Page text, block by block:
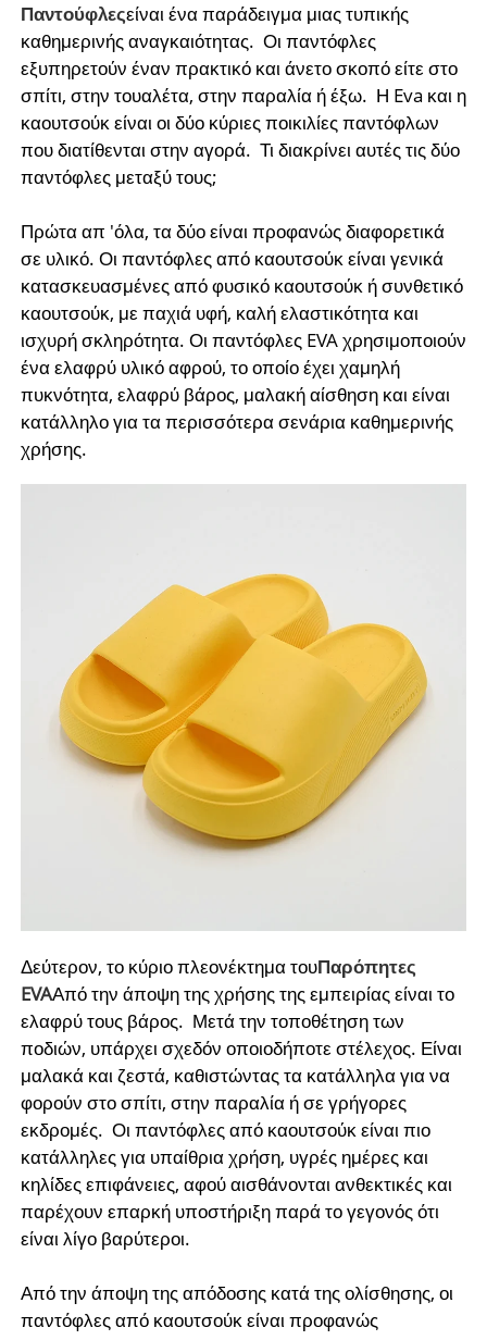
Παντούφλεςείναι ένα παράδειγμα μιας τυπικής
καθημερινής αναγκαιότητας. Οι παντόφλες
εξυπηρετούν έναν πρακτικό και άνετο σκοπό είτε στο
σπίτι, στην τουαλέτα, στην παραλία ή έξω. Η Eva και η
καουτσούκ είναι οι δύο κύριες ποικιλίες παντόφλων
που διατίθενται στην αγορά. Τι διακρίνει αυτές τις δύο
παντόφλες μεταξύ τους;
Πρώτα απ 'όλα, τα δύο είναι προφανώς διαφορετικά
σε υλικό. Οι παντόφλες από καουτσούκ είναι γενικά
κατασκευασμένες από φυσικό καουτσούκ ή συνθετικό
καουτσούκ, με παχιά υφή, καλή ελαστικότητα και
ισχυρή σκληρότητα. Οι παντόφλες EVA χρησιμοποιούν
ένα ελαφρύ υλικό αφρού, το οποίο έχει χαμηλή
πυκνότητα, ελαφρύ βάρος, μαλακή αίσθηση και είναι
κατάλληλο για τα περισσότερα σενάρια καθημερινής
χρήσης.
Δεύτερον, το κύριο πλεονέκτημα τουΠαρόπητες
EVAΑπό την άποψη της χρήσης της εμπειρίας είναι το
ελαφρύ τους βάρος. Μετά την τοποθέτηση των
ποδιών, υπάρχει σχεδόν οποιοδήποτε στέλεχος. Είναι
μαλακά και ζεστά, καθιστώντας τα κατάλληλα για να
φορούν στο σπίτι, στην παραλία ή σε γρήγορες
εκδρομές. Οι παντόφλες από καουτσούκ είναι πιο
κατάλληλες για υπαίθρια χρήση, υγρές ημέρες και
κηλίδες επιφάνειες, αφού αισθάνονται ανθεκτικές και
παρέχουν επαρκή υποστήριξη παρά το γεγονός ότι
είναι λίγο βαρύτεροι.
Από την άποψη της απόδοσης κατά της ολίσθησης, οι
παντόφλες από καουτσούκ είναι προφανώς